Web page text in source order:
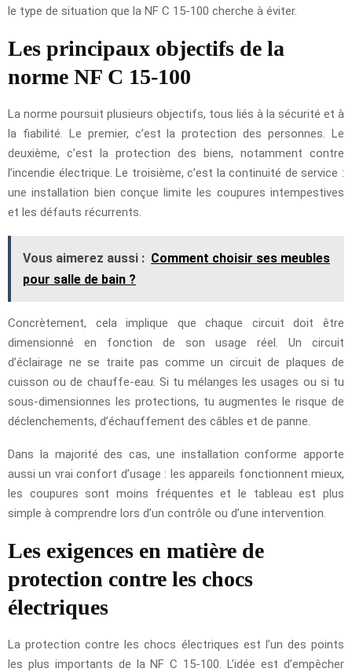
le type de situation que la NF C 15-100 cherche à éviter.
Les principaux objectifs de la
norme NF C 15-100
La norme poursuit plusieurs objectifs, tous liés à la sécurité et à
la fiabilité. Le premier, c’est la protection des personnes. Le
deuxième, c’est la protection des biens, notamment contre
l’incendie électrique. Le troisième, c’est la continuité de service :
une installation bien conçue limite les coupures intempestives
et les défauts récurrents.
Vous aimerez aussi : Comment choisir ses meubles
pour salle de bain ?
Concrètement, cela implique que chaque circuit doit être
dimensionné en fonction de son usage réel. Un circuit
d’éclairage ne se traite pas comme un circuit de plaques de
cuisson ou de chauffe-eau. Si tu mélanges les usages ou si tu
sous-dimensionnes les protections, tu augmentes le risque de
déclenchements, d’échauffement des câbles et de panne.
Dans la majorité des cas, une installation conforme apporte
aussi un vrai confort d’usage : les appareils fonctionnent mieux,
les coupures sont moins fréquentes et le tableau est plus
simple à comprendre lors d’un contrôle ou d’une intervention.
Les exigences en matière de
protection contre les chocs
électriques
La protection contre les chocs électriques est l’un des points
les plus importants de la NF C 15-100. L’idée est d’empêcher